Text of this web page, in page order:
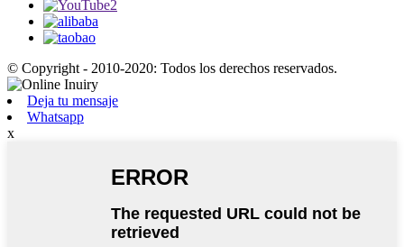
© Copyright - 2010-2020: Todos los derechos reservados.
Deja tu mensaje
Whatsapp
x